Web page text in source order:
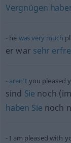
Vergnügen
he wasvery much
er war sehr
aren’t you pleased
sind Sie noch
haben Sie noch
I am pleased with